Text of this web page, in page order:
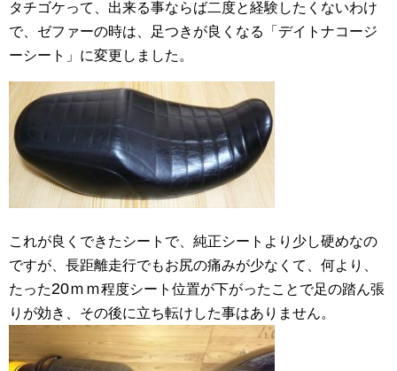
タチゴケって、出来る事ならば二度と経験したくないわけ
で、ゼファーの時は、足つきが良くなる「デイトナコージ
ーシート」に変更しました。
これが良くできたシートで、純正シートより少し硬めなの
ですが、長距離走行でもお尻の痛みが少なくて、何より、
たった20ｍｍ程度シート位置が下がったことで足の踏ん張
りが効き、その後に立ち転けした事はありません。